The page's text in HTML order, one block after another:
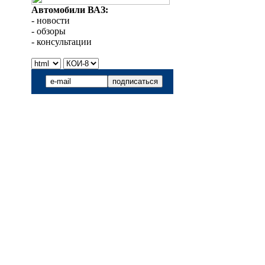
Автомобили ВАЗ:
- новости
- обзоры
- консультации